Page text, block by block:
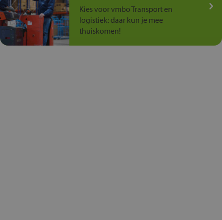
Kies voor vmbo Transport en
logistiek: daar kun je mee
thuiskomen!